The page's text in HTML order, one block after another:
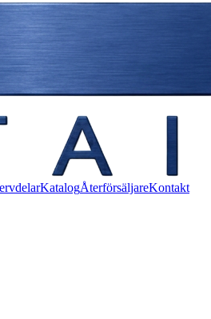
KatalogÅterförsäljareKontakt